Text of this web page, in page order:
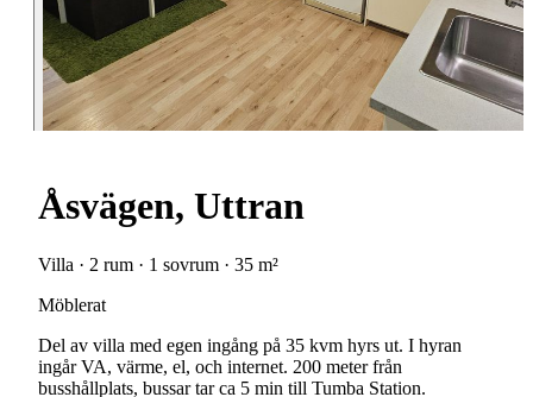
Åsvägen, Uttran
Villa · 2 rum · 1 sovrum · 35 m²
Möblerat
Del av villa med egen ingång på 35 kvm hyrs ut. I hyran
ingår VA, värme, el, och internet. 200 meter från
busshållplats, bussar tar ca 5 min till Tumba Station.